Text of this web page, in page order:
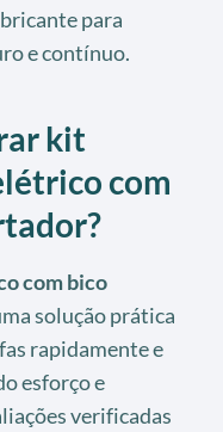
para
e contínuo.
kit
com
com bico
solução prática
rapidamente e
esforço e
verificadas